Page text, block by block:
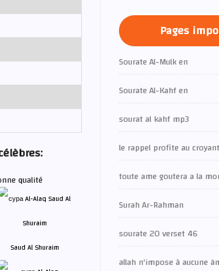
qualité
Saud Al Shuraim
Pages
Sourate Al-Mulk en
Sourate Al-Kahf en
sourat al kahf mp3
le rappel profite au croyant
toute ame goutera a la
Surah Ar-Rahman
sourate 20 verset 46
allah n'impose à aucune